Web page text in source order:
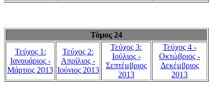
Τόμος 24
Τεύχος 1:
Ιανουάριος -
Μάρτιος 2013
Τεύχος 2:
Απρίλιος -
Ιούνιος 2013
Τεύχος 3:
Ιούλιος -
Σεπτέμβριος
2013
Τεύχος 4 -
Οκτώβριος -
Δεκέμβριος
2013